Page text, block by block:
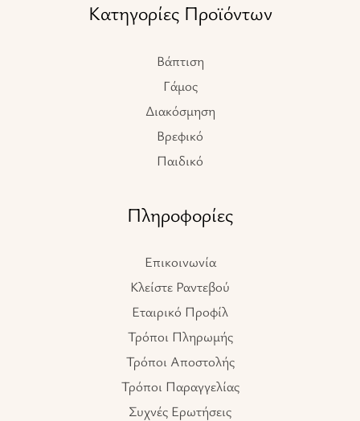
Κατηγορίες Προϊόντων
Βάπτιση
Γάμος
Διακόσμηση
Βρεφικό
Παιδικό
Πληροφορίες
Επικοινωνία
Κλείστε Ραντεβού
Εταιρικό Προφίλ
Τρόποι Πληρωμής
Τρόποι Αποστολής
Τρόποι Παραγγελίας
Συχνές Ερωτήσεις